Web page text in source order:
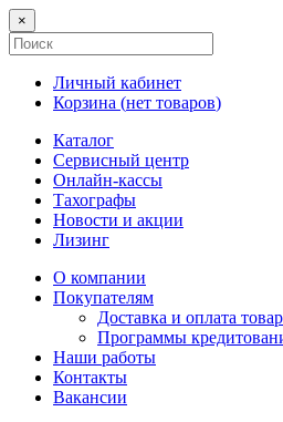
×
Личный кабинет
Корзина (нет товаров)
Каталог
Сервисный центр
Онлайн-кассы
Тахографы
Новости и акции
Лизинг
О компании
Покупателям
Доставка и оплата
Программы
Наши работы
Контакты
Вакансии